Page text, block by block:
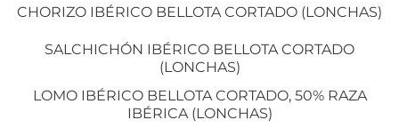
CHORIZO IBÉRICO BELLOTA CORTADO (LONCHAS)
SALCHICHÓN IBÉRICO BELLOTA CORTADO
(LONCHAS)
LOMO IBÉRICO BELLOTA CORTADO, 50% RAZA
IBÉRICA (LONCHAS)